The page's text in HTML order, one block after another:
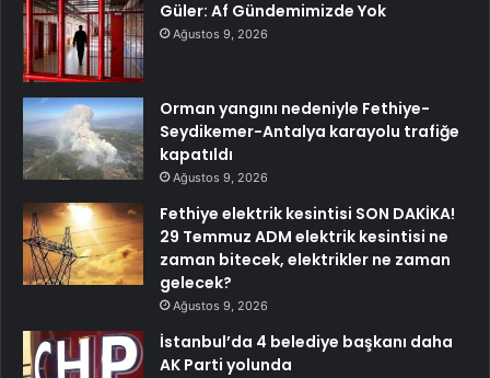
Güler: Af Gündemimizde Yok
Ağustos 9, 2026
Orman yangını nedeniyle Fethiye-
Seydikemer-Antalya karayolu trafiğe
kapatıldı
Ağustos 9, 2026
Fethiye elektrik kesintisi SON DAKİKA!
29 Temmuz ADM elektrik kesintisi ne
zaman bitecek, elektrikler ne zaman
gelecek?
Ağustos 9, 2026
İstanbul’da 4 belediye başkanı daha
AK Parti yolunda